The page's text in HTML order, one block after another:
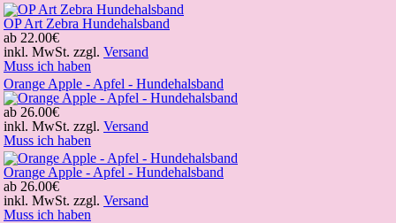
OP Art Zebra Hundehalsband
ab 22.00€
inkl. MwSt. zzgl. Versand
Muss ich haben
Orange Apple - Apfel - Hundehalsband
ab 26.00€
inkl. MwSt. zzgl. Versand
Muss ich haben
Orange Apple - Apfel - Hundehalsband
ab 26.00€
inkl. MwSt. zzgl. Versand
Muss ich haben